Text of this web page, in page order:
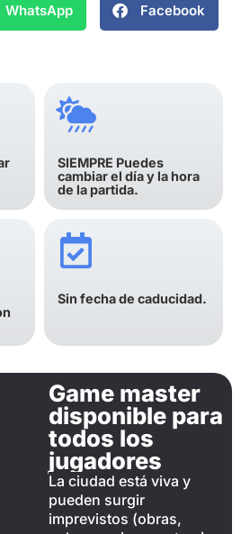
WhatsApp Facebook
SIEMPRE Puedes
cambiar el día y la hora
de la partida.
Sin fecha de caducidad.
Game master
disponible para
todos los
jugadores
La ciudad está viva y
pueden surgir
imprevistos (obras,